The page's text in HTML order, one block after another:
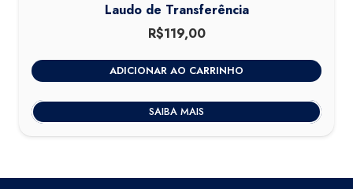
Laudo de Transferência
R$119,00
ADICIONAR AO CARRINHO
SAIBA MAIS